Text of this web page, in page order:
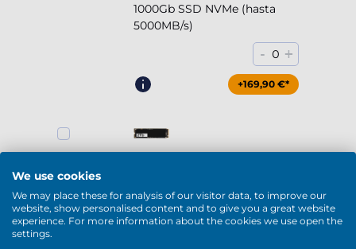
1000Gb SSD NVMe (hasta
5000MB/s)
- 0 +
+169,90 €*
- 0 +
We use cookies
We may place these for analysis of our visitor data, to improve our
website, show personalised content and to give you a great website
experience. For more information about the cookies we use open the
settings.